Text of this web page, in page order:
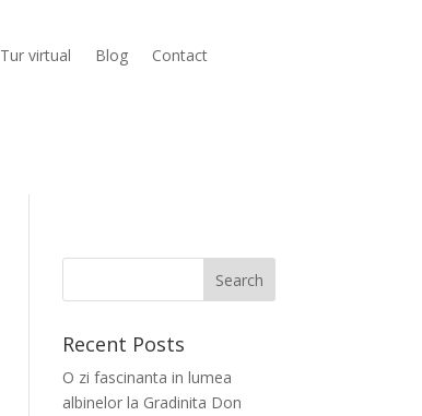
Tur virtual Blog Contact
Recent Posts
O zi fascinanta in lumea
albinelor la Gradinita Don